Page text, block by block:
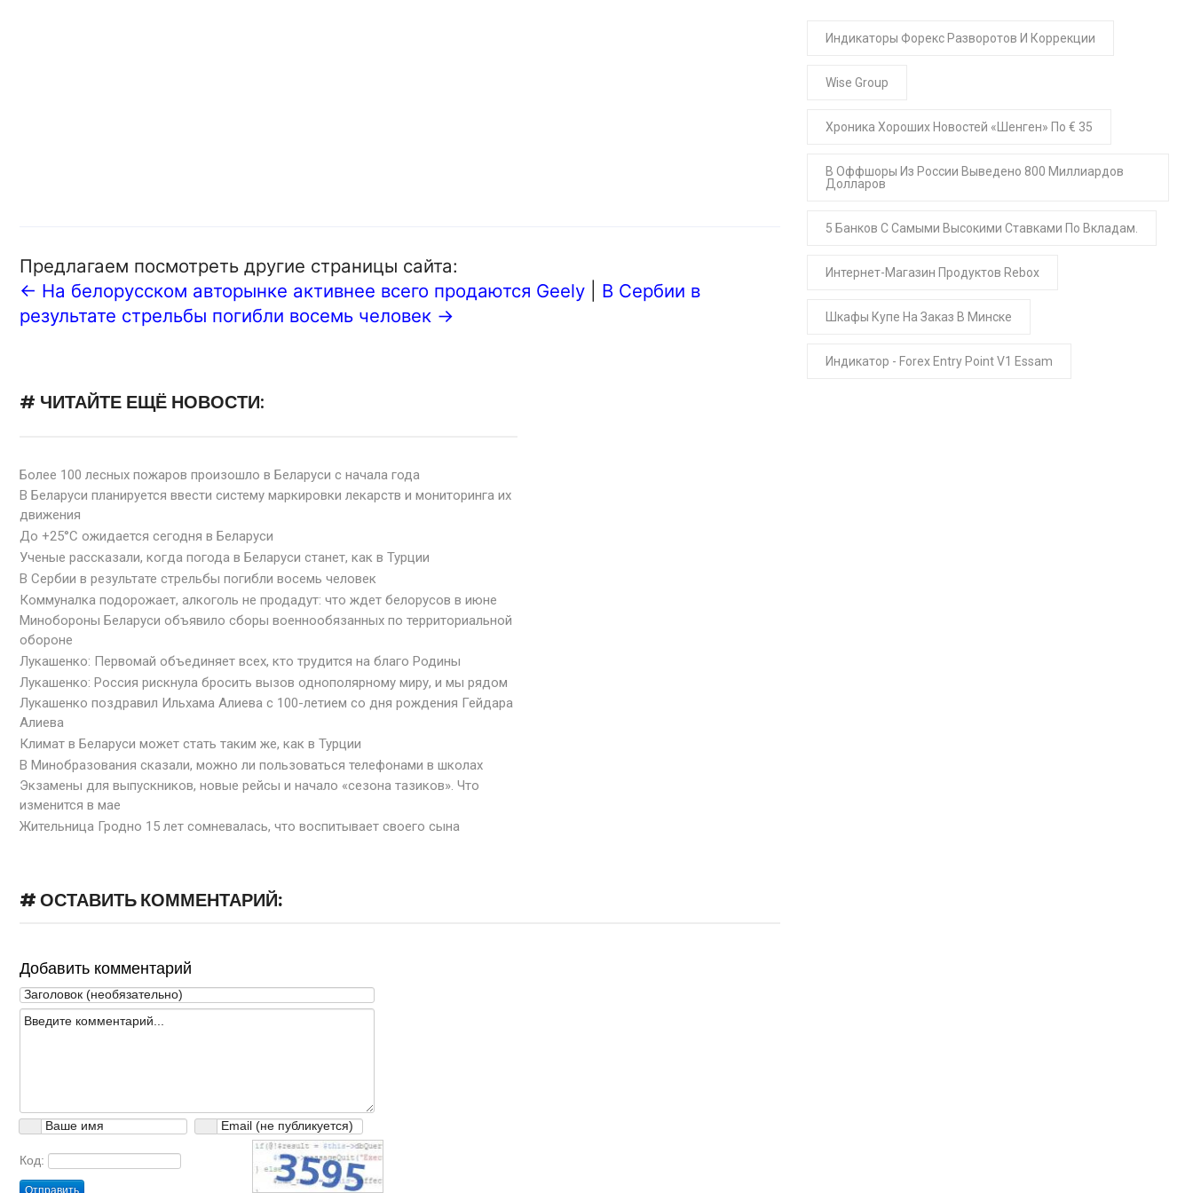
Предлагаем посмотреть другие страницы сайта:
← На белорусском авторынке активнее всего продаются Geely
В Сербии в
результате стрельбы погибли восемь человек →
# ЧИТАЙТЕ ЕЩЁ НОВОСТИ:
Более 100 лесных пожаров произошло в Беларуси с начала года
В Беларуси планируется ввести систему маркировки лекарств и мониторинга их
движения
До +25°С ожидается сегодня в Беларуси
Ученые рассказали, когда погода в Беларуси станет, как в Турции
В Сербии в результате стрельбы погибли восемь человек
Коммуналка подорожает, алкоголь не продадут: что ждет белорусов в июне
Минобороны Беларуси объявило сборы военнообязанных по территориальной
обороне
Лукашенко: Первомай объединяет всех, кто трудится на благо Родины
Лукашенко: Россия рискнула бросить вызов однополярному миру, и мы рядом
Лукашенко поздравил Ильхама Алиева с 100-летием со дня рождения Гейдара
Алиева
Климат в Беларуси может стать таким же, как в Турции
В Минобразования сказали, можно ли пользоваться телефонами в школах
Экзамены для выпускников, новые рейсы и начало «сезона тазиков». Что
изменится в мае
Жительница Гродно 15 лет сомневалась, что воспитывает своего сына
# ОСТАВИТЬ КОММЕНТАРИЙ:
Добавить комментарий
Код:
Отправить
Индикаторы Форекс Разворотов И Коррекции
Wise Group
Хроника Хороших Новостей «шенген» По € 35
В Оффшоры Из России Выведено 800 Миллиардов
Долларов
5 Банков С Самыми Высокими Ставками По Вкладам.
Интернет-Магазин Продуктов Rebox
Шкафы Купе На Заказ В Минске
Индикатор - Forex Entry Point V1 Essam